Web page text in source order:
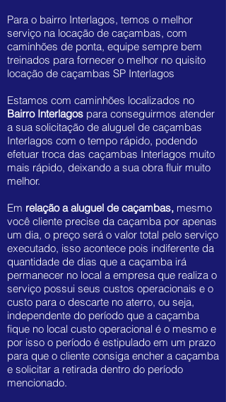
Para o bairro Interlagos, temos o melhor
serviço na locação de caçambas, com
caminhões de ponta, equipe sempre bem
treinados para fornecer o melhor no quisito
locação de caçambas SP Interlagos
Estamos com caminhões localizados no
Bairro Interlagos para conseguirmos atender
a sua solicitação de aluguel de caçambas
Interlagos com o tempo rápido, podendo
efetuar troca das caçambas Interlagos muito
mais rápido, deixando a sua obra fluir muito
melhor.
Em relação a aluguel de caçambas, mesmo
você cliente precise da caçamba por apenas
um dia, o preço será o valor total pelo serviço
executado, isso acontece pois indiferente da
quantidade de dias que a caçamba irá
permanecer no local a empresa que realiza o
serviço possui seus custos operacionais e o
custo para o descarte no aterro, ou seja,
independente do período que a caçamba
fique no local custo operacional é o mesmo e
por isso o período é estipulado em um prazo
para que o cliente consiga encher a caçamba
e solicitar a retirada dentro do período
mencionado.